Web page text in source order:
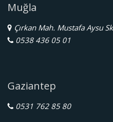
Muğla
Çırkan Mah. Mustafa Aysu
0538 436 05 01
Gaziantep
0531 762 85 80